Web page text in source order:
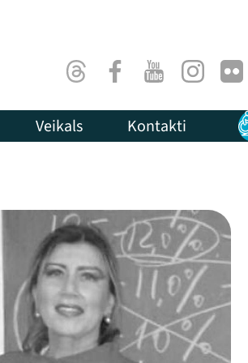
ThreadsFacebookYoutubeInstagram
Flick
Veikals Kontakti